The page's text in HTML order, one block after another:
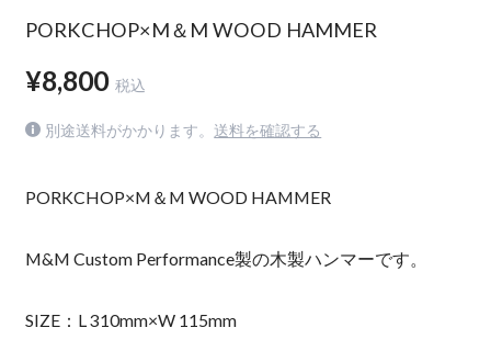
PORKCHOP×M＆M WOOD HAMMER
¥8,800 税込
別途送料がかかります。 送料を確認する
PORKCHOP×M＆M WOOD HAMMER
M&M Custom Performance製の木製ハンマーです。
SIZE：L 310mm×W 115mm